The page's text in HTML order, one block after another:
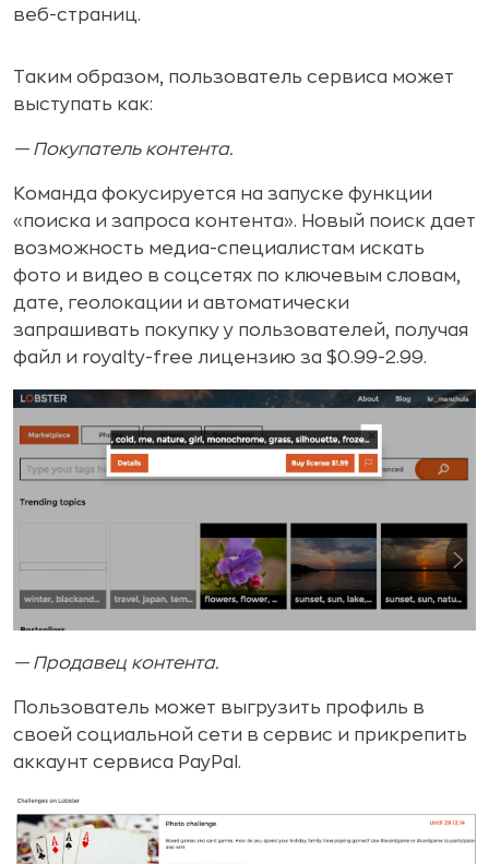
веб-страниц.
Таким образом, пользователь сервиса может
выступать как:
— Покупатель контента.
Команда фокусируется на запуске функции
«поиска и запроса контента». Новый поиск дает
возможность медиа-специалистам искать
фото и видео в соцсетях по ключевым словам,
дате, геолокации и автоматически
запрашивать покупку у пользователей, получая
файл и royalty-free лицензию за $0.99-2.99.
— Продавец контента.
Пользователь может выгрузить профиль в
своей социальной сети в сервис и прикрепить
аккаунт сервиса PayPal.